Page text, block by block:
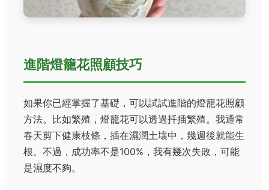
進階燈籠花照顧技巧
如果你已經掌握了基礎，可以試試進階的燈籠花照顧
方法。比如繁殖，燈籠花可以透過扦插繁殖。我通常
春天剪下健康枝條，插在濕潤土壤中，幾週後就能生
根。不過，成功率不是100%，我有幾次失敗，可能
是濕度不夠。